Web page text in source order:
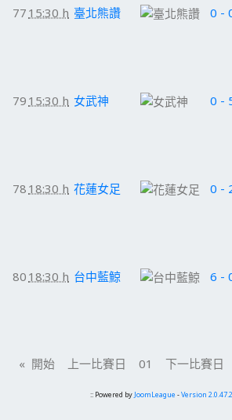
77 15:30 h 臺北熊讚 0 -
79 15:30 h 女武神 0 -
78 18:30 h 花蓮女足 0 -
80 18:30 h 台中藍鯨 6 -
« 開始 上一比賽日 01 下一比賽日
:: Powered by JoomLeague -Version